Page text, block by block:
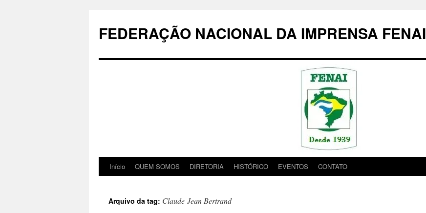
conteúdo
FEDERAÇÃO NACIONAL DA IMPRENSA FENAI
Início QUEM SOMOS DIRETORIA HISTÓRICO EVENTOS CONTATO
Arquivo da tag: Claude-Jean Bertrand